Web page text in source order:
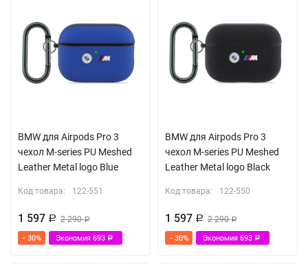
BMW для Airpods Pro 3
чехол M-series PU Meshed
Leather Metal logo Blue
Код товара: 122-551
1 597 Р 2 290Р
- 30% Экономия 693 Р
BMW для Airpods Pro 3
чехол M-series PU Meshed
Leather Metal logo Black
Код товара: 122-550
1 597 Р 2 290Р
- 30% Экономия 693 Р